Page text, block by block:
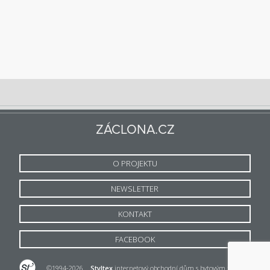
ZÁCLONA.CZ
O PROJEKTU
NEWSLETTER
KONTAKT
FACEBOOK
©1994-2026 Styltexinternetový obchodní dům s bytovým textilem